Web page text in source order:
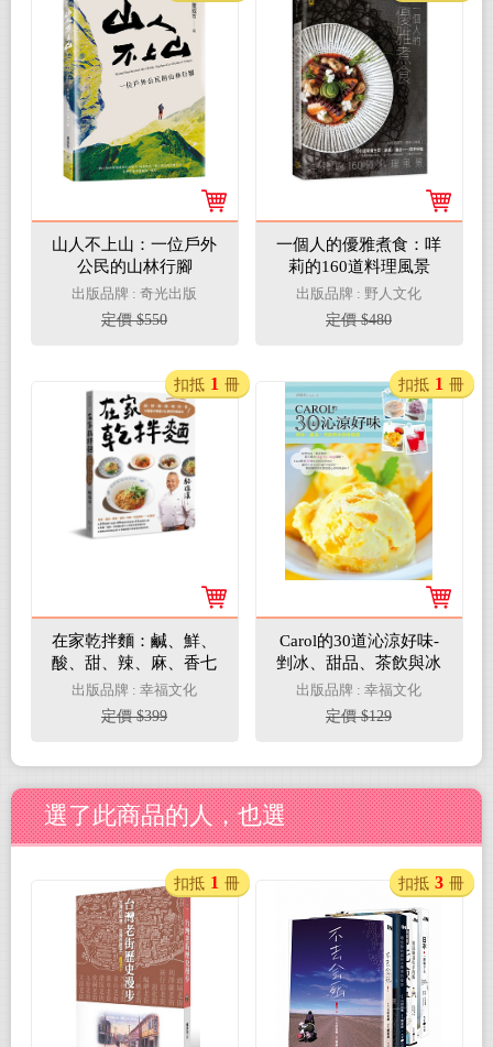
山人不上山：一位戶外
公民的山林行腳
出版品牌 : 奇光出版
定價 $550
一個人的優雅煮食：咩
莉的160道料理風景
出版品牌 : 野人文化
定價 $480
在家乾拌麵：鹹、鮮、
酸、甜、辣、麻、香七
種層次與醬汁比例的完
美結合
出版品牌 : 幸福文化
定價 $399
扣抵 1 冊
Carol的30道沁涼好味-
剉冰、甜品、茶飲與冰
淇淋精選
出版品牌 : 幸福文化
定價 $129
扣抵 1 冊
選了此商品的人，也選
扣抵 1 冊 扣抵 3 冊